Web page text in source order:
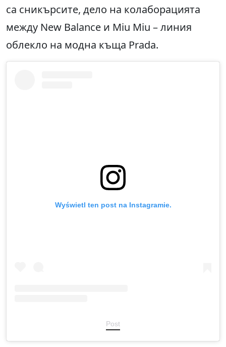
са сникърсите, дело на колаборацията
между New Balance и Miu Miu – линия
облекло на модна къща Prada.
Wyświetl ten post na Instagramie.
Post